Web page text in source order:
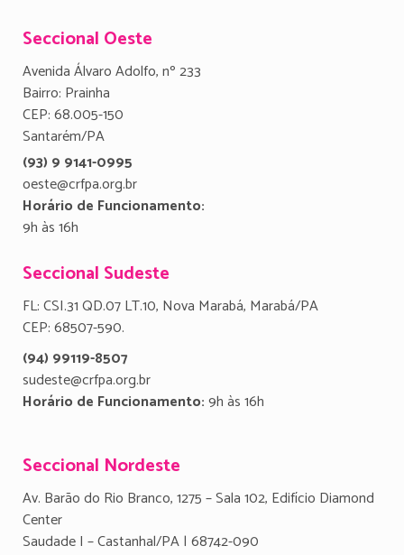
Seccional Oeste
Avenida Álvaro Adolfo, nº 233
Bairro: Prainha
CEP: 68.005-150
Santarém/PA
(93) 9 9141-0995
oeste@crfpa.org.br
Horário de Funcionamento:
9h às 16h
Seccional Sudeste
FL: CSI.31 QD.07 LT.10, Nova Marabá, Marabá/PA
CEP: 68507-590.
(94) 99119-8507
sudeste@crfpa.org.br
Horário de Funcionamento:9h às 16h
Seccional Nordeste
Av. Barão do Rio Branco, 1275 – Sala 102, Edifício Diamond
Center
Saudade I – Castanhal/PA | 68742-090